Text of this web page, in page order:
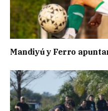
Mandiyú y Ferro